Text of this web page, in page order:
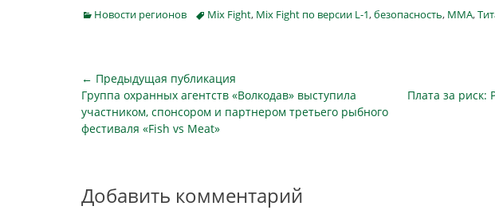
Categories
Новости регионов TagsMix Fight, Mix Fight по версии L-1,безопасность, ММА,
Навигация
по
записям
← Предыдущая публикация
Предыдущая
публикация
Группа охранных агентств «Волкодав» выступила
участником, спонсором и партнером третьего рыбного
фестиваля «Fish vs Meat»
Следующая
Плата за риск:
Добавить комментарий